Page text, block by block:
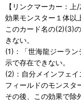
【リンクマーカー：上/
効果モンスター１体以
このカード名の(2)(3)
きない。
(1)：「世海龍ジーラ
示で存在できない。
(2)：自分メインフェイ
フィールドのモンスタ
その後、この効果で除